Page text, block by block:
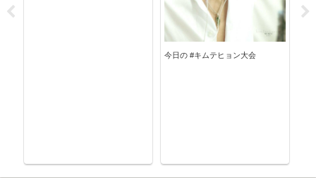
今日の #キムテヒョン大会